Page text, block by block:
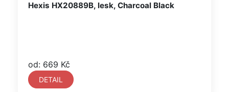
Hexis HX20889B, lesk, Charcoal Black
od: 669 Kč
DETAIL